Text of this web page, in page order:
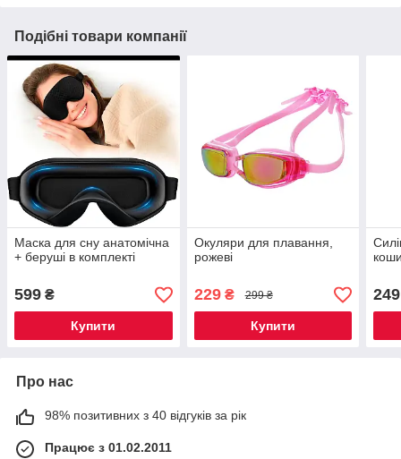
Подібні товари компанії
Маска для сну анатомічна
+ беруші в комплекті
599 ₴
Купити
Окуляри для плавання,
рожеві
229₴ 299 ₴
Купити
249
Про нас
98% позитивних з 40 відгуків за рік
Працює з 01.02.2011